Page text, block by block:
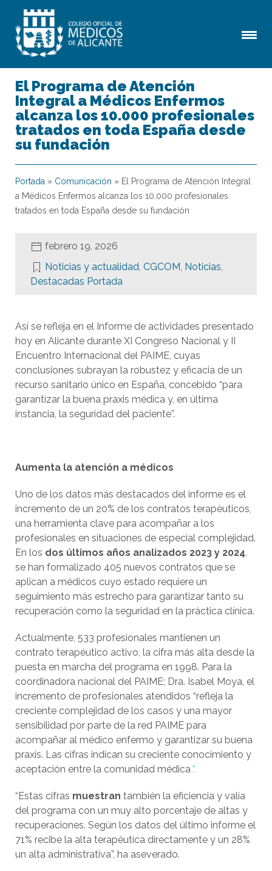
El Programa de Atención
Integral a Médicos Enfermos
alcanza los 10.000 profesionales
tratados en toda España desde
su fundación
Portada » Comunicación » El Programa de Atención Integral
a Médicos Enfermos alcanza los 10.000 profesionales
tratados en toda España desde su fundación
febrero 19, 2026
Noticias y actualidad, CGCOM, Noticias,
Destacadas Portada
Así se refleja en el Informe de actividades presentado
hoy en Alicante durante XI Congreso Nacional y II
Encuentro Internacional del PAIME, cuyas
conclusiones subrayan la robustez y eficacia de un
recurso sanitario único en España, concebido “para
garantizar la buena praxis médica y, en última
instancia, la seguridad del paciente”.
Aumenta la atención a médicos
Uno de los datos más destacados del informe es el
incremento de un 20% de los contratos terapéuticos,
una herramienta clave para acompañar a los
profesionales en situaciones de especial complejidad.
En los dos últimos años analizados 2023 y 2024,
se han formalizado 405 nuevos contratos que se
aplican a médicos cuyo estado requiere un
seguimiento más estrecho para garantizar tanto su
recuperación como la seguridad en la práctica clínica.
Actualmente, 533 profesionales mantienen un
contrato terapéutico activo, la cifra más alta desde la
puesta en marcha del programa en 1998. Para la
coordinadora nacional del PAIME; Dra. Isabel Moya, el
incremento de profesionales atendidos “refleja la
creciente complejidad de los casos y una mayor
sensibilidad por parte de la red PAIME para
acompañar al médico enfermo y garantizar su buena
praxis. Las cifras indican su creciente conocimiento y
aceptación entre la comunidad médica”.
“Estas cifras muestran también la eficiencia y valía
del programa con un muy alto porcentaje de altas y
recuperaciones. Según los datos del último informe el
71% recibe la alta terapéutica directamente y un 28%
un alta administrativa”, ha aseverado.